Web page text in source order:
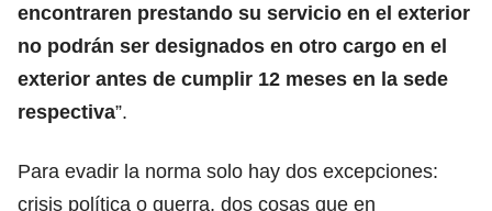
encontraren prestando su servicio en el exterior
no podrán ser designados en otro cargo en el
exterior antes de cumplir 12 meses en la sede
respectiva”.
Para evadir la norma solo hay dos excepciones:
crisis política o guerra, dos cosas que en